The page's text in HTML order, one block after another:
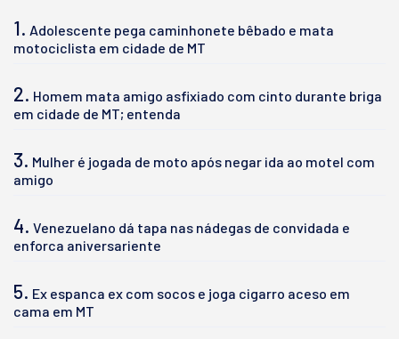
1. Adolescente pega caminhonete bêbado e mata
motociclista em cidade de MT
2. Homem mata amigo asfixiado com cinto durante briga
em cidade de MT; entenda
3. Mulher é jogada de moto após negar ida ao motel com
amigo
4. Venezuelano dá tapa nas nádegas de convidada e
enforca aniversariente
5. Ex espanca ex com socos e joga cigarro aceso em
cama em MT